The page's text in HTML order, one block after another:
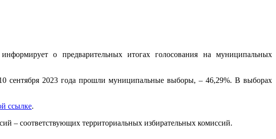
информирует о предварительных итогах голосования на муниципальных
сентября 2023 года прошли муниципальные выборы, – 46,29%. В выборах
ссылке.
– соответствующих территориальных избирательных комиссий.